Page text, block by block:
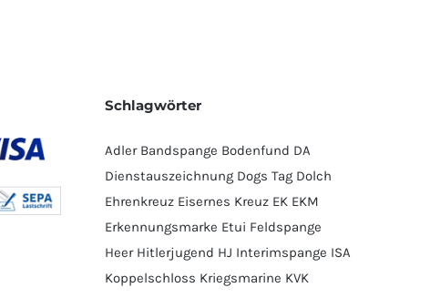
Schlagwörter
Adler Bandspange Bodenfund DA
Dienstauszeichnung Dogs Tag Dolch
Ehrenkreuz Eisernes Kreuz EK EKM
Erkennungsmarke Etui Feldspange
Heer Hitlerjugend HJ Interimspange ISA
Koppelschloss Kriegsmarine KVK